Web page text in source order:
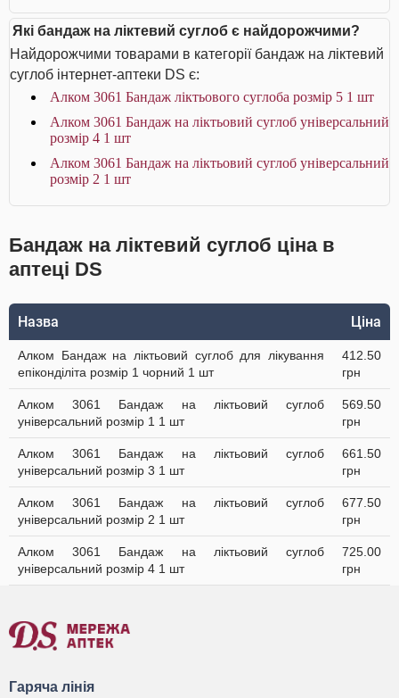
Які бандаж на ліктевий суглоб є найдорожчими?
Найдорожчими товарами в категорії бандаж на ліктевий
суглоб інтернет-аптеки DS є:
Алком 3061 Бандаж ліктьового суглоба розмір 5 1 шт
Алком 3061 Бандаж на ліктьовий суглоб універсальний
розмір 4 1 шт
Алком 3061 Бандаж на ліктьовий суглоб універсальний
розмір 2 1 шт
Бандаж на ліктевий суглоб ціна в
аптеці DS
Назва Ціна
Алком Бандаж на ліктьовий суглоб для лікування
епіконділіта розмір 1 чорний 1 шт
412.50
грн
Алком 3061 Бандаж на ліктьовий суглоб
універсальний розмір 1 1 шт
569.50
грн
Алком 3061 Бандаж на ліктьовий суглоб
універсальний розмір 3 1 шт
661.50
грн
Алком 3061 Бандаж на ліктьовий суглоб
універсальний розмір 2 1 шт
677.50
грн
Алком 3061 Бандаж на ліктьовий суглоб
універсальний розмір 4 1 шт
725.00
грн
Гаряча лінія